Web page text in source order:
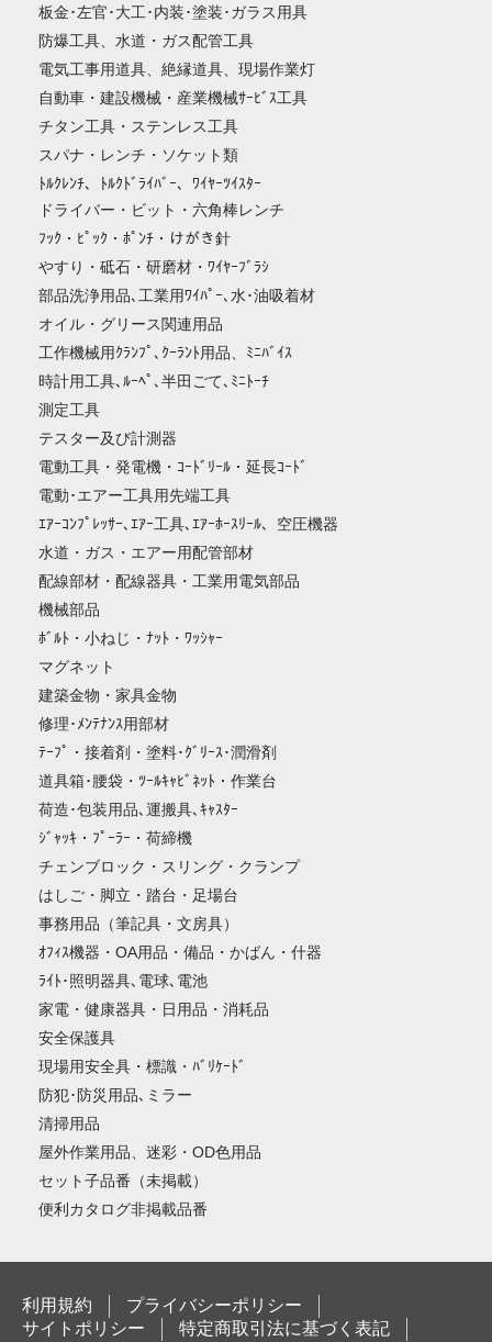
板金･左官･大工･内装･塗装･ガラス用具
防爆工具、水道・ガス配管工具
電気工事用道具、絶縁道具、現場作業灯
自動車・建設機械・産業機械ｻｰﾋﾞｽ工具
チタン工具・ステンレス工具
スパナ・レンチ・ソケット類
ﾄﾙｸﾚﾝﾁ、ﾄﾙｸﾄﾞﾗｲﾊﾞｰ、ﾜｲﾔｰﾂｲｽﾀｰ
ドライバー・ビット・六角棒レンチ
ﾌｯｸ・ﾋﾟｯｸ・ﾎﾟﾝﾁ・けがき針
やすり・砥石・研磨材・ﾜｲﾔｰﾌﾞﾗｼ
部品洗浄用品､工業用ﾜｲﾊﾟｰ､水･油吸着材
オイル・グリース関連用品
工作機械用ｸﾗﾝﾌﾟ､ｸｰﾗﾝﾄ用品、ﾐﾆﾊﾞｲｽ
時計用工具､ﾙｰﾍﾟ､半田ごて､ﾐﾆﾄｰﾁ
測定工具
テスター及び計測器
電動工具・発電機・ｺｰﾄﾞﾘｰﾙ・延長ｺｰﾄﾞ
電動･エアー工具用先端工具
ｴｱｰｺﾝﾌﾟﾚｯｻｰ､ｴｱｰ工具､ｴｱｰﾎｰｽﾘｰﾙ、空圧機器
水道・ガス・エアー用配管部材
配線部材・配線器具・工業用電気部品
機械部品
ﾎﾞﾙﾄ・小ねじ・ﾅｯﾄ・ﾜｯｼｬｰ
マグネット
建築金物・家具金物
修理･ﾒﾝﾃﾅﾝｽ用部材
ﾃｰﾌﾟ・接着剤・塗料･ｸﾞﾘｰｽ･潤滑剤
道具箱･腰袋・ﾂｰﾙｷｬﾋﾞﾈｯﾄ・作業台
荷造･包装用品､運搬具､ｷｬｽﾀｰ
ｼﾞｬｯｷ・ﾌﾟｰﾗｰ・荷締機
チェンブロック・スリング・クランプ
はしご・脚立・踏台・足場台
事務用品（筆記具・文房具）
ｵﾌｨｽ機器・OA用品・備品・かばん・什器
ﾗｲﾄ･照明器具､電球､電池
家電・健康器具・日用品・消耗品
安全保護具
現場用安全具・標識・ﾊﾞﾘｹｰﾄﾞ
防犯･防災用品､ミラー
清掃用品
屋外作業用品、迷彩・OD色用品
セット子品番（未掲載）
便利カタログ非掲載品番
利用規約
プライバシーポリシー
サイトポリシー
特定商取引法に基づく表記